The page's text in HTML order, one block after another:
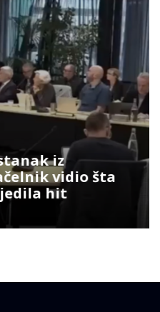
iz
vidio šta
hit